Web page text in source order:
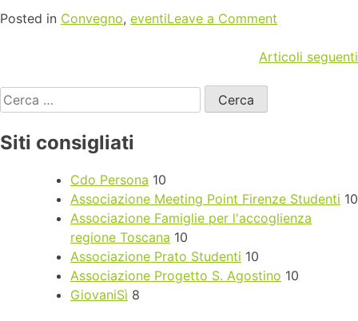
Posted in Convegno, eventiLeave a Comment
Articoli seguenti
Siti consigliati
Cdo Persona 10
Associazione Meeting Point Firenze Studenti 10
Associazione Famiglie per l'accoglienza
regione Toscana 10
Associazione Prato Studenti 10
Associazione Progetto S. Agostino 10
GiovaniSì 8